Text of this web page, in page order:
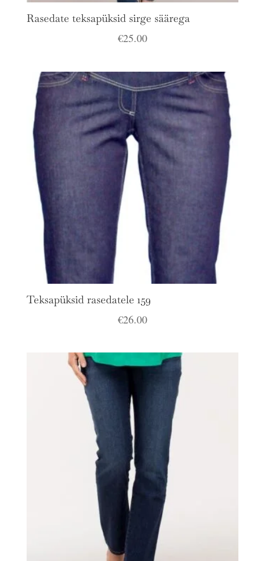
Rasedate teksapüksid sirge säärega
€25.00
Teksapüksid rasedatele 159
€26.00